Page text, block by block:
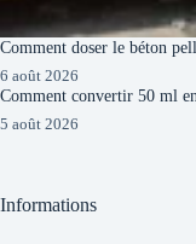
Comment doser le béton
6 août 2026
Comment convertir 50 ml
5 août 2026
Informations